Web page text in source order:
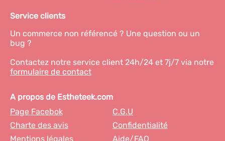
Service clients
Un commerce non référencé ? Une question ou un
bug ?
Contactez notre service client 24h/24 et 7j/7 via notre
formulaire de contact
A propos de Estheteek.com
Page Facebok
C.G.U
Charte des avis
Confidentialité
Mentions légales
Aide/FAQ